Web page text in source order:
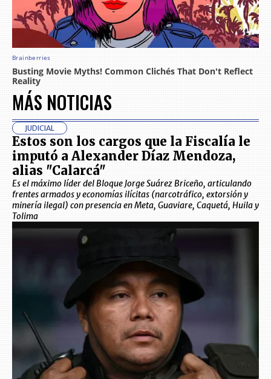
MÁS NOTICIAS
JUDICIAL
Estos son los cargos que la Fiscalía le
imputó a Alexander Díaz Mendoza,
alias "Calarcá"
Es el máximo líder del Bloque Jorge Suárez Briceño, articulando
frentes armados y economías ilícitas (narcotráfico, extorsión y
minería ilegal) con presencia en Meta, Guaviare, Caquetá, Huila y
Tolima